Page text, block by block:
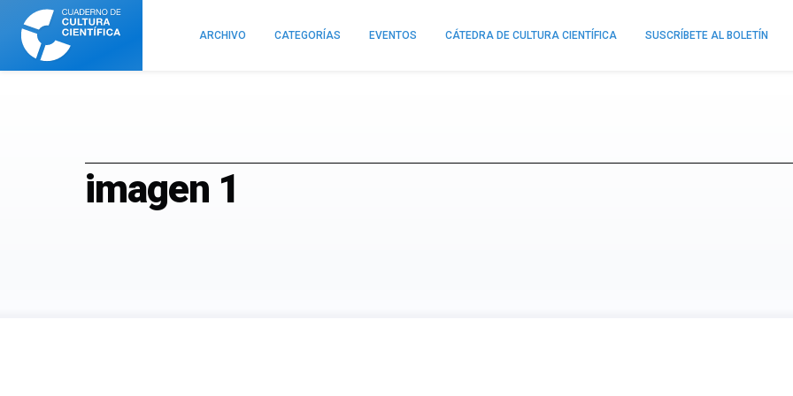
Cuaderno
Cultura
Científica
ARCHIVO CATEGORÍAS EVENTOS CÁTEDRA DE CULTURA CIENTÍFICA SUSCRÍBETE AL BOLETÍN
imagen 1